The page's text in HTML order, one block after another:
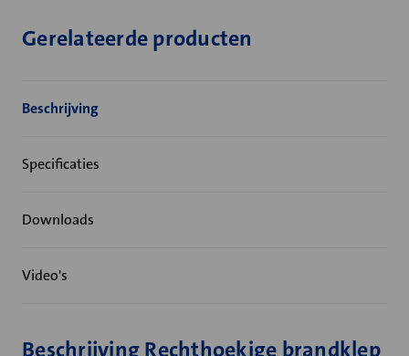
Gerelateerde producten
Beschrijving
Specificaties
Downloads
Video's
Beschrijving Rechthoekige brandklep